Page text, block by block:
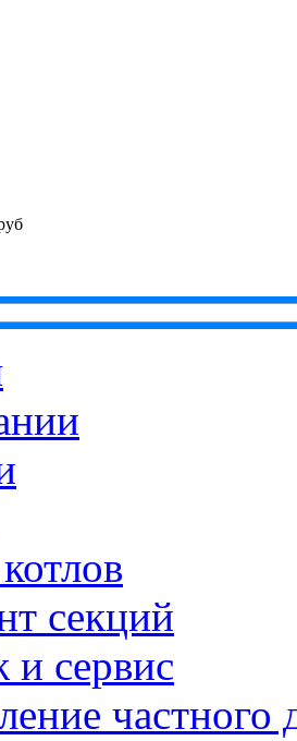
секций
сервис
частного